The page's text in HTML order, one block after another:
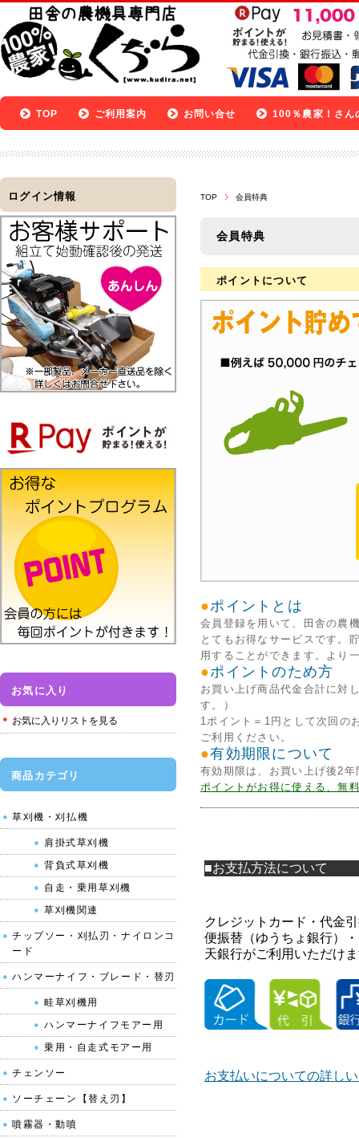
TOP ご利用案内 お問い合せ 100％農家！さん
TOP 会員特典
会員特典
ポイントについて
●ポイントとは
会員登録を用いて、田舎の農
とてもお得なサービスです。
用することができます。より
●ポイントのため方
お買い上げ商品代金合計に対
す。）
1ポイント＝1円として次回の
ご利用ください。
●有効期限について
有効期限は、お買い上げ後2
ポイントがお得に使える、無
■お支払方法について
クレジットカード・代金
便振替（ゆうちょ銀行）
天銀行がご利用いただけ
お支払いについての詳し
ログイン情報
お気に入り
お気に入りリストを見る
商品カテゴリ
草刈機・刈払機
肩掛式草刈機
背負式草刈機
自走・乗用草刈機
草刈機関連
チップソー・刈払刃・ナイロンコ
ード
ハンマーナイフ・ブレード・替刃
畦草刈機用
ハンマーナイフモアー用
乗用・自走式モアー用
チェンソー
ソーチェーン【替え刃】
噴霧器・動噴